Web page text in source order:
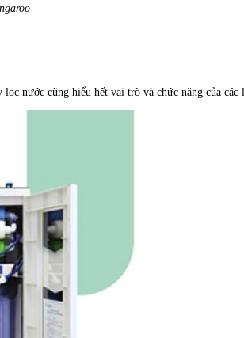
nước cũng hiểu hết vai trò và chức năng của các